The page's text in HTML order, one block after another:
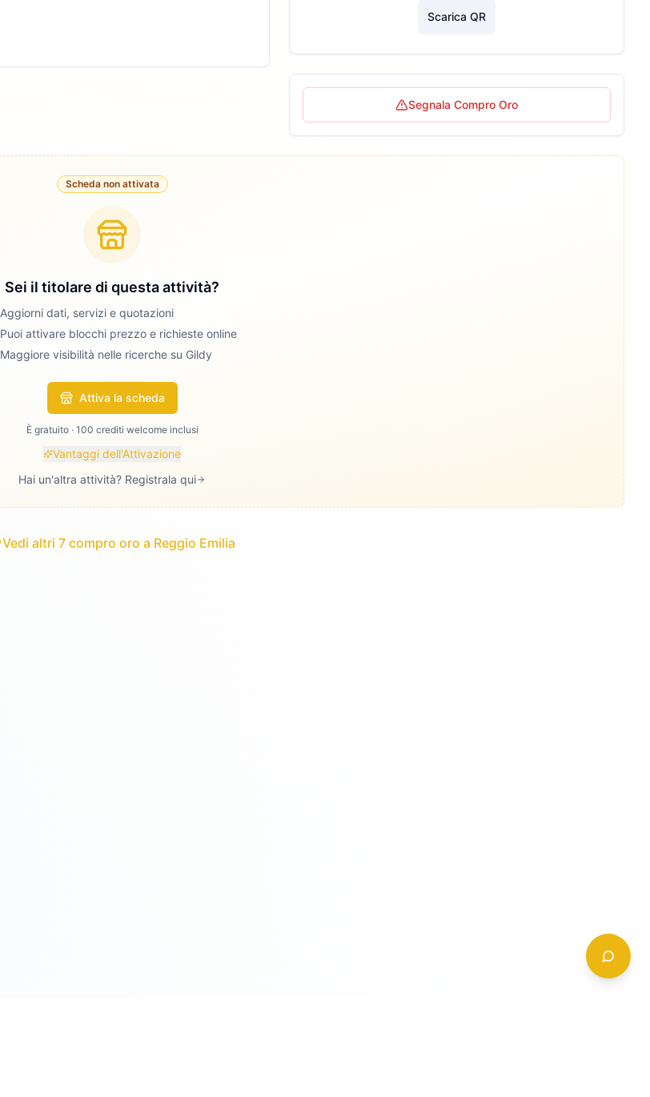
Scarica QR
Segnala Compro Oro
Scheda non attivata
Sei il titolare di questa attività?
Aggiorni dati, servizi e quotazioni
Puoi attivare blocchi prezzo e richieste online
Maggiore visibilità nelle ricerche su Gildy
Attiva la scheda
È gratuito · 100 crediti welcome inclusi
Vantaggi dell'Attivazione
Hai un'altra attività? Registrala qui
Vedi altri 7 compro oro a Reggio Emilia